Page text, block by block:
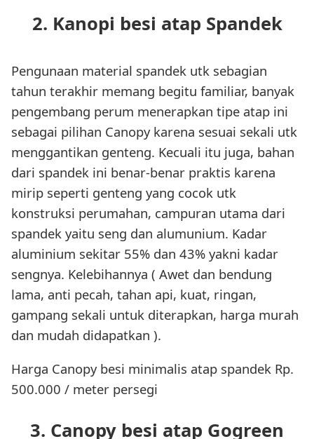
2. Kanopi besi atap Spandek
Pengunaan material spandek utk sebagian
tahun terakhir memang begitu familiar, banyak
pengembang perum menerapkan tipe atap ini
sebagai pilihan Canopy karena sesuai sekali utk
menggantikan genteng. Kecuali itu juga, bahan
dari spandek ini benar-benar praktis karena
mirip seperti genteng yang cocok utk
konstruksi perumahan, campuran utama dari
spandek yaitu seng dan alumunium. Kadar
aluminium sekitar 55% dan 43% yakni kadar
sengnya. Kelebihannya ( Awet dan bendung
lama, anti pecah, tahan api, kuat, ringan,
gampang sekali untuk diterapkan, harga murah
dan mudah didapatkan ).
Harga Canopy besi minimalis atap spandek Rp.
500.000 / meter persegi
3. Canopy besi atap Gogreen